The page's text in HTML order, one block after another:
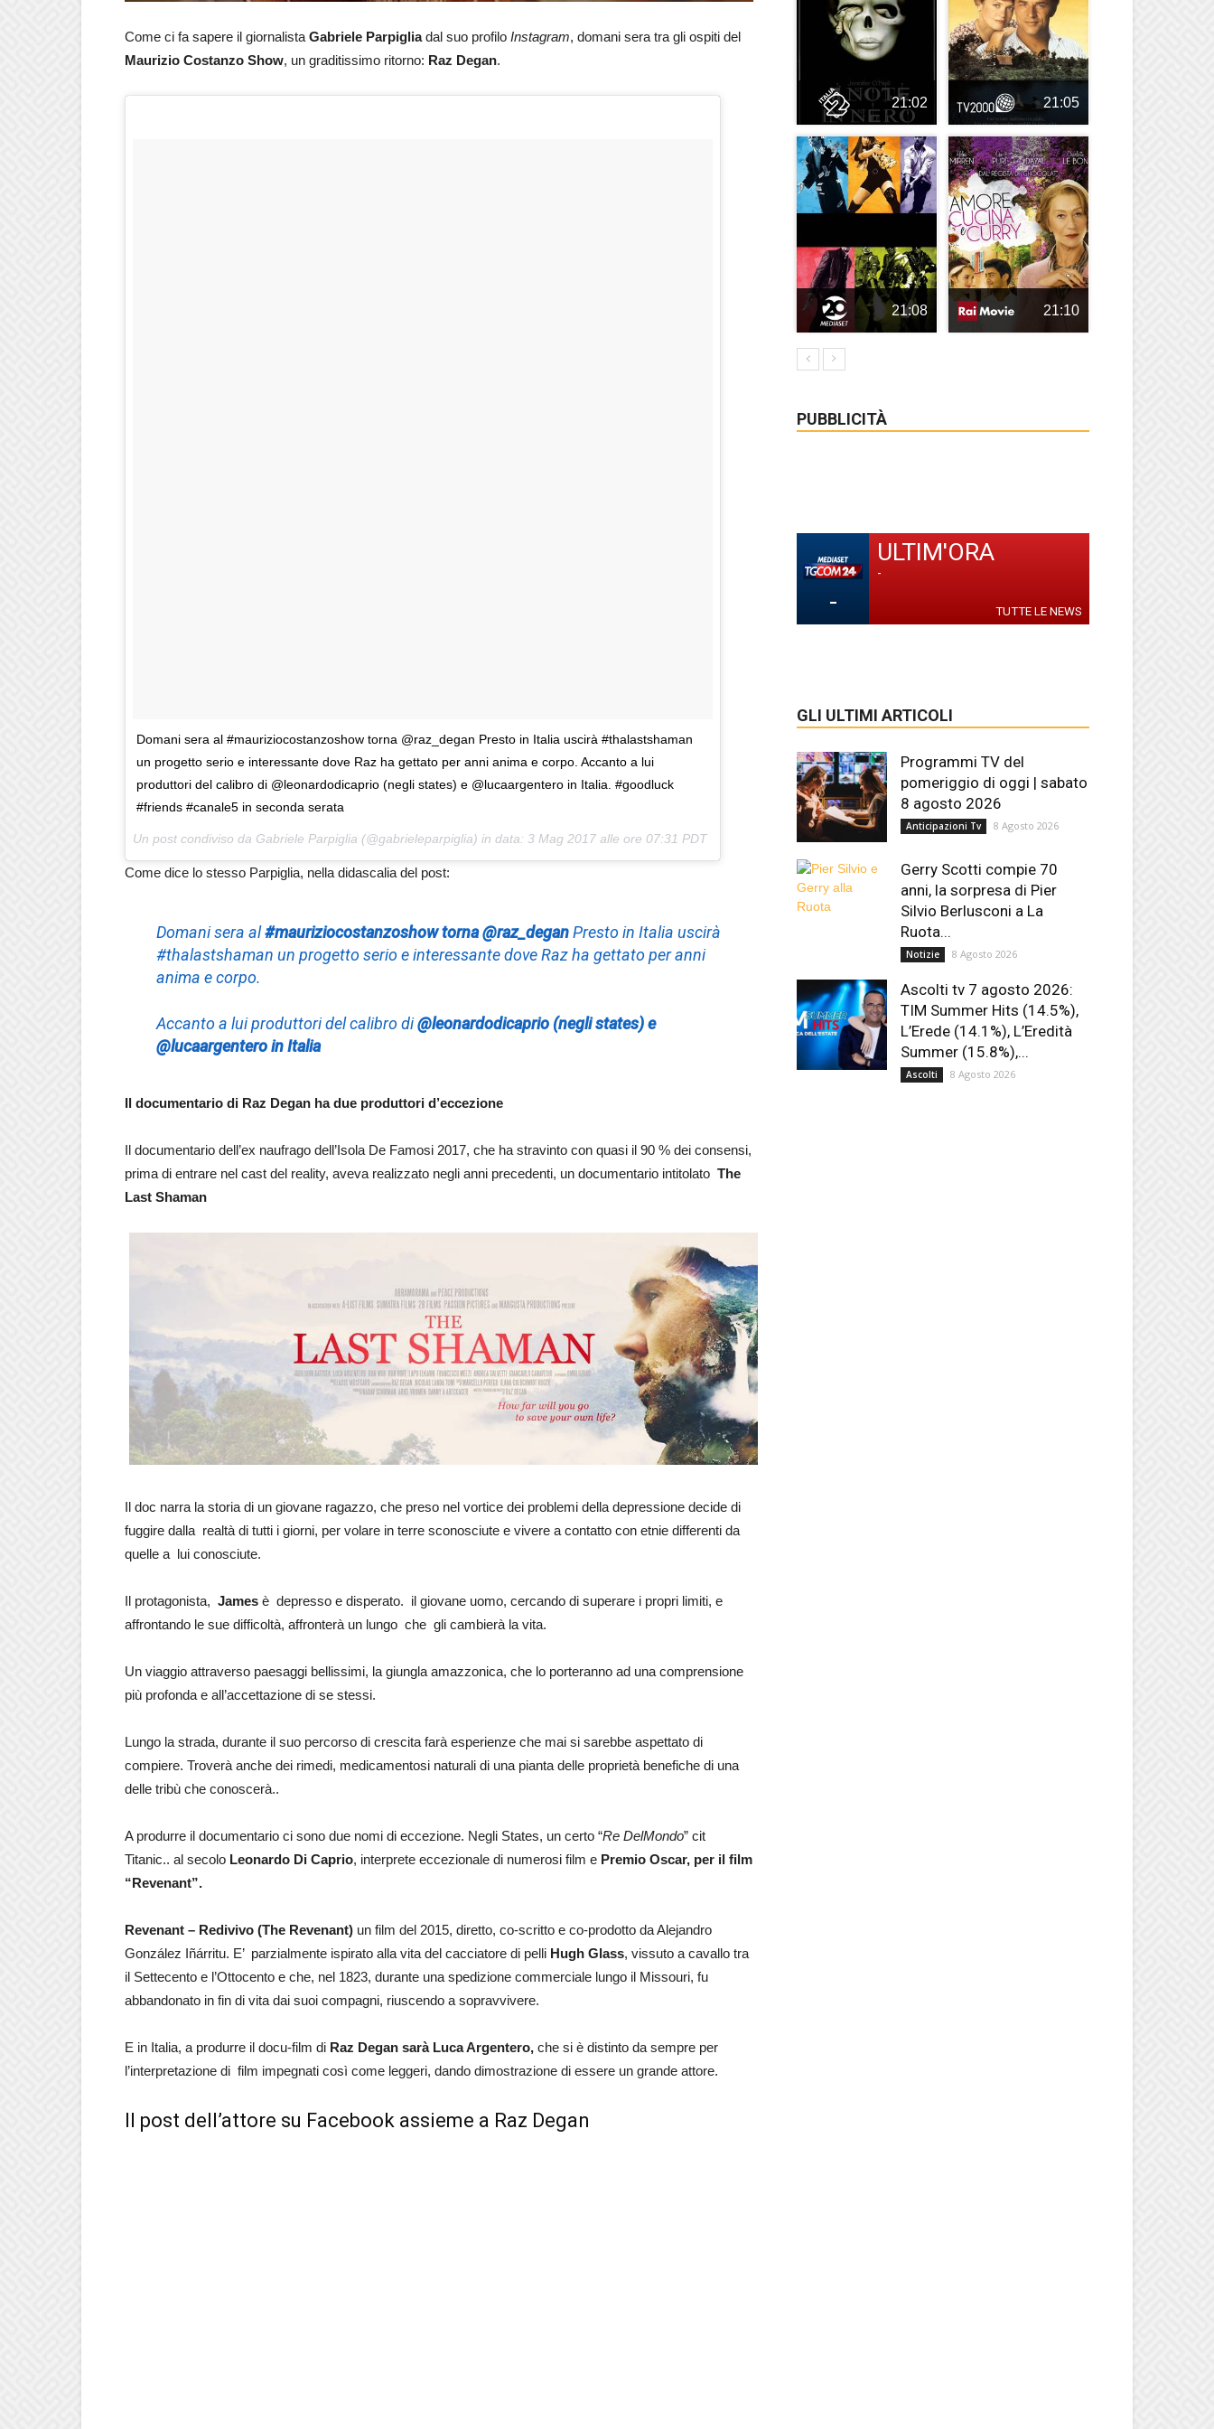
Come ci fa sapere il giornalista Gabriele Parpigliadal suo profilo Instagram, domani sera tra gli ospiti del
Maurizio Costanzo Show, un graditissimo ritorno: Raz Degan.
Domani sera al #mauriziocostanzoshow torna @raz_degan Presto in Italia uscirà #thalastshaman
un progetto serio e interessante dove Raz ha gettato per anni anima e corpo. Accanto a lui
produttori del calibro di @leonardodicaprio (negli states) e @lucaargentero in Italia. #goodluck
#friends #canale5 in seconda serata
Un post condiviso da Gabriele Parpiglia (@gabrieleparpiglia) in data: 3 Mag 2017 alle ore 07:31 PDT
Come dice lo stesso Parpiglia, nella didascalia del post:
Domani sera al#mauriziocostanzoshow torna @raz_deganPresto in Italia uscirà
#thalastshaman un progetto serio e interessante dove Raz ha gettato per anni
anima e corpo.
Accanto a lui produttori del calibro di@leonardodicaprio (negli states) e
@lucaargentero in Italia
Il documentario di Raz Degan ha due produttori d’eccezione
Il documentario dell’ex naufrago dell’Isola De Famosi 2017, che ha stravinto con quasi il 90 % dei consensi,
prima di entrare nel cast del reality, aveva realizzato negli anni precedenti, un documentario intitolato The
Last Shaman
Il doc narra la storia di un giovane ragazzo, che preso nel vortice dei problemi della depressione decide di
fuggire dalla realtà di tutti i giorni, per volare in terre sconosciute e vivere a contatto con etnie differenti da
quelle a lui conosciute.
Il protagonista, James è depresso e disperato. il giovane uomo, cercando di superare i propri limiti, e
affrontando le sue difficoltà, affronterà un lungo che gli cambierà la vita.
Un viaggio attraverso paesaggi bellissimi, la giungla amazzonica, che lo porteranno ad una comprensione
più profonda e all’accettazione di se stessi.
Lungo la strada, durante il suo percorso di crescita farà esperienze che mai si sarebbe aspettato di
compiere. Troverà anche dei rimedi, medicamentosi naturali di una pianta delle proprietà benefiche di una
delle tribù che conoscerà..
A produrre il documentario ci sono due nomi di eccezione. Negli States, un certo “Re DelMondo” cit
Titanic.. al secolo Leonardo Di Caprio, interprete eccezionale di numerosi film e Premio Oscar, per il film
“Revenant”.
Revenant – Redivivo (The Revenant) un film del 2015, diretto, co-scritto e co-prodotto da Alejandro
González Iñárritu. E’ parzialmente ispirato alla vita del cacciatore di pelli Hugh Glass, vissuto a cavallo tra
il Settecento e l’Ottocento e che, nel 1823, durante una spedizione commerciale lungo il Missouri, fu
abbandonato in fin di vita dai suoi compagni, riuscendo a sopravvivere.
E in Italia, a produrre il docu-film di Raz Degan sarà Luca Argentero, che si è distinto da sempre per
l’interpretazione di film impegnati così come leggeri, dando dimostrazione di essere un grande attore.
Il post dell’attore su Facebook assieme a Raz Degan
21:02 21:05
21:08 21:10
PUBBLICITÀ
-
ULTIM'ORA
-
TUTTE LE NEWS
GLI ULTIMI ARTICOLI
Programmi TV del
pomeriggio di oggi | sabato
8 agosto 2026
Anticipazioni Tv 8 Agosto 2026
Gerry Scotti compie 70
anni, la sorpresa di Pier
Silvio Berlusconi a La
Ruota...
Notizie 8 Agosto 2026
Ascolti tv 7 agosto 2026:
TIM Summer Hits (14.5%),
L’Erede (14.1%), L’Eredità
Summer (15.8%),...
Ascolti 8 Agosto 2026